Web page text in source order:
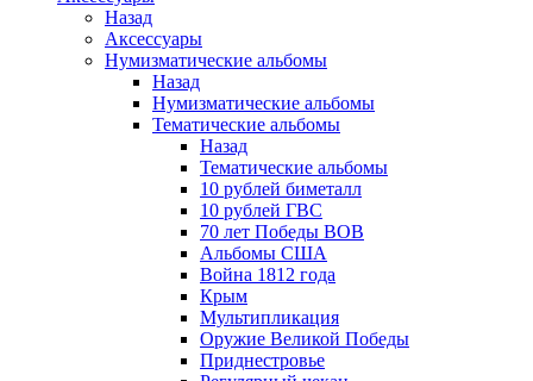
Назад
Аксессуары
Нумизматические альбомы
Назад
Нумизматические альбомы
Тематические альбомы
Назад
Тематические альбомы
10 рублей биметалл
10 рублей ГВС
70 лет Победы ВОВ
Альбомы США
Война 1812 года
Крым
Мультипликация
Оружие Великой Победы
Приднестровье